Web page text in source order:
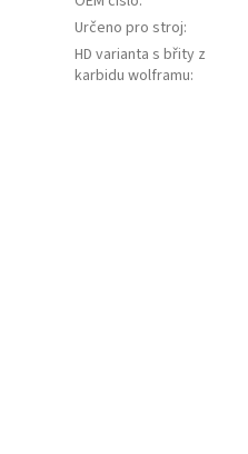
Určeno pro stroj:
HD varianta s břity z
karbidu wolframu: